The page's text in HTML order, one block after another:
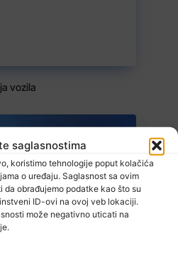
saglasnostima
koristimo tehnologije poput kolačića
o uređaju. Saglasnost sa ovim
obrađujemo podatke kao što su
ID-ovi na ovoj veb lokaciji.
može negativno uticati na
vozila
vrijeme